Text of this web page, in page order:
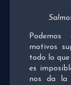
motivos
todo lo que
es
nos da la